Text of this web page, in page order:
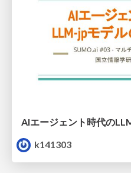
AIエージェント時代の
k141303